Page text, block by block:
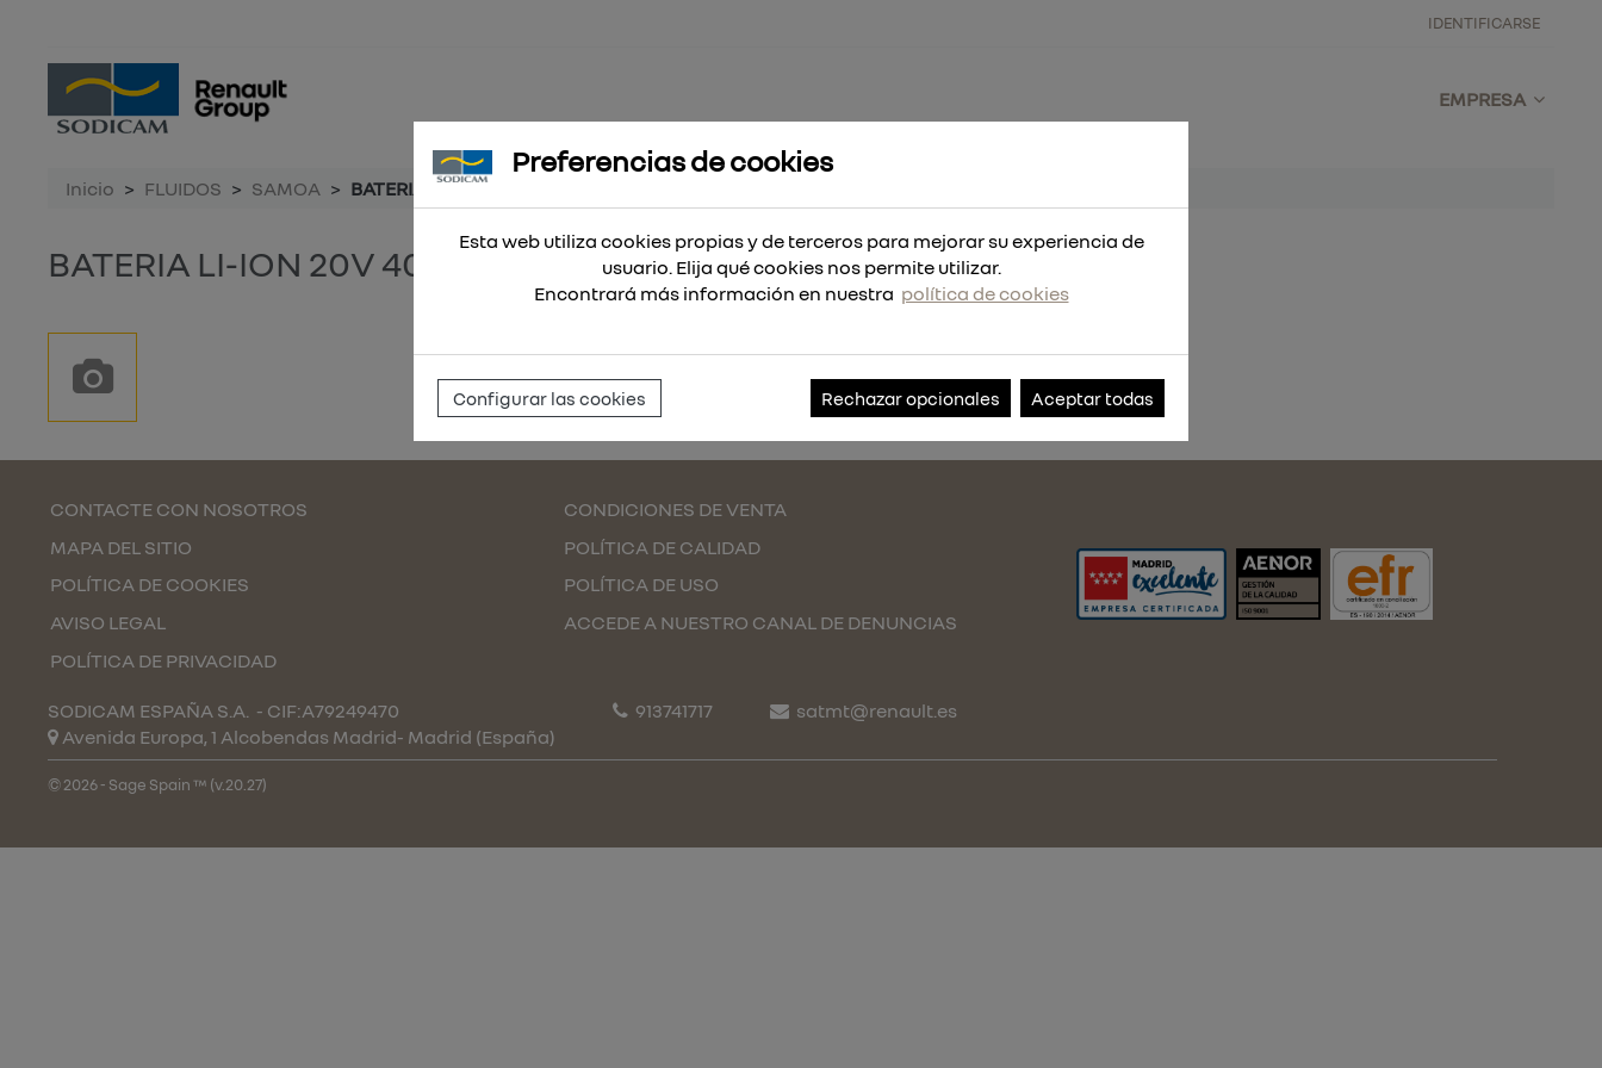
IDENTIFICARSE
EMPRESA
Inicio FLUIDOS SAMOA BATERIA LI-ION 20V 4000 mAh
BATERIA LI-ION 20V 4000 mAh
CONTACTE CON NOSOTROS
MAPA DEL SITIO
POLÍTICA DE COOKIES
AVISO LEGAL
POLÍTICA DE PRIVACIDAD
CONDICIONES DE VENTA
POLÍTICA DE CALIDAD
POLÍTICA DE USO
ACCEDE A NUESTRO CANAL DE DENUNCIAS
SODICAM ESPAÑA S.A. - CIF:A79249470
Avenida Europa, 1 Alcobendas Madrid- Madrid (España)
913741717 satmt@renault.es
© 2026 - Sage Spain ™ (v.20.27)
Preferencias de cookies
Esta web utiliza cookies propias y de terceros para mejorar su experiencia de
usuario. Elija qué cookies nos permite utilizar.
Encontrará más información en nuestra política de cookies
Configurar las cookies Rechazar opcionales Aceptar todas